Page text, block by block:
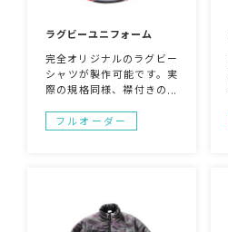
ラグビーユニフォーム
完全オリジナルのラグビー
シャツが製作可能です。実
際の規格同様、襟付きのデ
イ生地仕様です。応援用の
ウェアや所属チームのウェ
フルオーダー